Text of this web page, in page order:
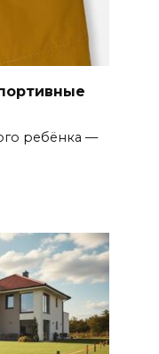
ребёнка —